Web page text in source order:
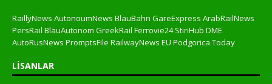
RaillyNews AutonoumNews BlauBahn GareExpress ArabRailNews
PersRail BlauAutonom GreekRail Ferrovie24 StiriHub DME
AutoRusNews PromptsFile RailwayNews EU Podgorica Today
LISANLAR